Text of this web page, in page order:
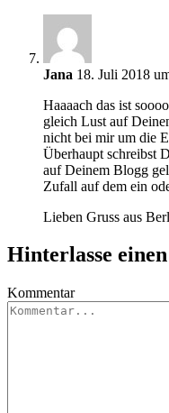
Jana 18. Juli 2018
Haaaach das ist
gleich Lust auf
nicht bei mir um die
Überhaupt schreibst
auf Deinem Blogg
Zufall auf dem ein
Lieben Gruss aus
Hinterlasse
Kommentar